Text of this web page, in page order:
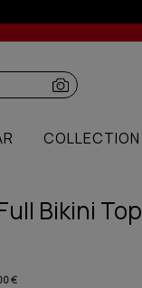
COLLECTION
Bikini Top
€